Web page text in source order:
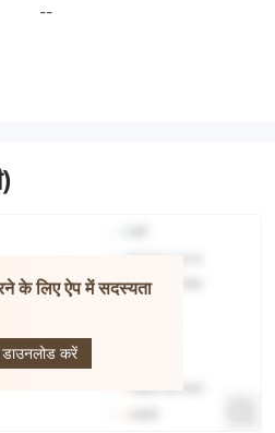
--
के लिए ऐप में सदस्यता
डाउनलोड करें